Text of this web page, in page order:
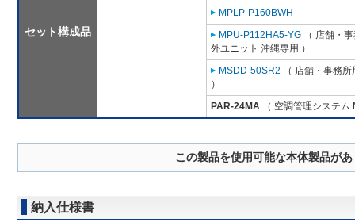
セット構成品
MPLP-P160BWH
MPU-P112HA5-YG （ 店舗・
外ユニット 沖縄専用 ）
MSDD-50SR2 （ 店舗・事務
）
PAR-24MA （ 空調管理システム
この製品を使用可能な本体製品が
納入仕様書